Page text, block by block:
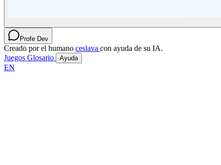
Profe Dev
Creado por el humano ceslava con ayuda de su IA.
Juegos Glosario Ayuda
EN